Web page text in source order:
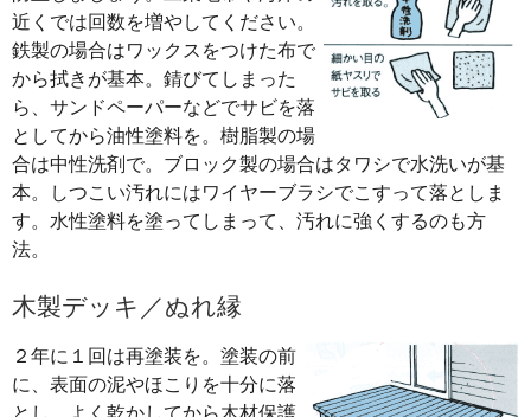
近くでは回数を増やしてください。
鉄製の場合はワックスをつけた布で
から拭きが基本。錆びてしまった
ら、サンドペーパーなどでサビを落
としてから油性塗料を。樹脂製の場
合は中性洗剤で。ブロック製の場合はタワシで水洗いが基
本。しつこい汚れにはワイヤーブラシでこすって落としま
す。水性塗料を塗ってしまって、汚れに強くするのも方
法。
木製デッキ／ぬれ縁
２年に１回は再塗装を。塗装の前
に、表面の泥やほこりを十分に落
とし、よく乾かしてから木材保護